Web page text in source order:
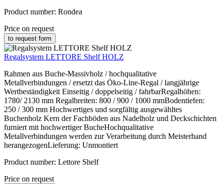
Product number: Rondea
Price on request
to request form
Regalsystem LETTORE Shelf HOLZ
Rahmen aus Buche-Massivholz / hochqualitative
Metallverbindungen / ersetzt das Öko-Line-Regal / langjährige
Wertbeständigkeit Einseitig / doppelseitig / fahrbarRegalhöhen:
1780/ 2130 mm Regalbreiten: 800 / 900 / 1000 mmBodentiefen:
250 / 300 mm Hochwertiges und sorgfältig ausgewähltes
Buchenholz Kern der Fachböden aus Nadelholz und Deckschichten
furniert mit hochwertiger BucheHochqualitative
Metallverbindungen werden zur Verarbeitung durch Meisterhand
herangezogenLieferung: Unmontiert
Product number: Lettore Shelf
Price on request